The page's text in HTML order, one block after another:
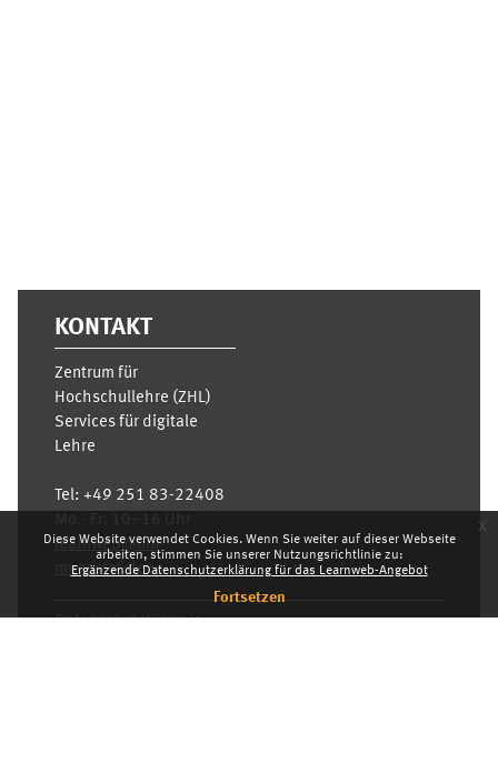
Diese Website verwendet Cookies. Wenn Sie weiter auf dieser Webseite
arbeiten, stimmen Sie unserer Nutzungsrichtlinie zu:
Ergänzende Datenschutzerklärung für das Learnweb-Angebot
Fortsetzen
x
KONTAKT
Zentrum für
Hochschullehre (ZHL)
Services für digitale
Lehre
Tel: +49 251 83-22408
learnweb@uni-
muenster.de
Datenschutzhinweis